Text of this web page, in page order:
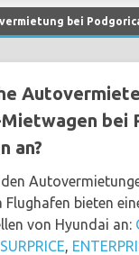
bei
bei
an?
bieten
von Hyundai an:
SURPRICE